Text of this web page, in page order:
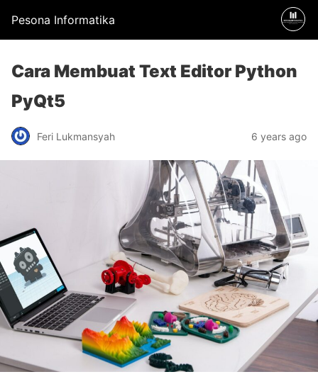
Pesona Informatika
Cara Membuat Text Editor Python
PyQt5
Feri Lukmansyah 6 years ago